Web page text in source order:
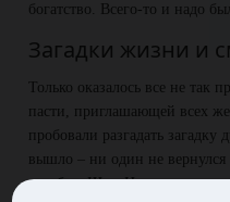
богатство. Всего-то и надо
Загадки жизни и
Только оказалось все не так
пасти, приглашающей всех
пробовали разгадать загадку
вышло – ни один не
ошибку, Шиу-Цу просто